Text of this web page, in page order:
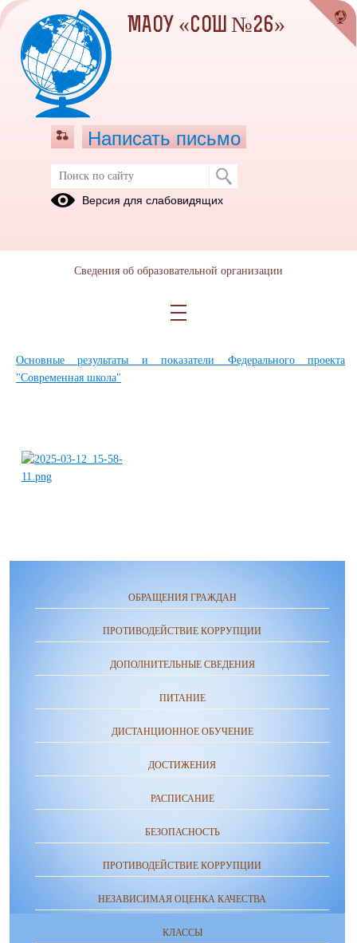
Краткая информация о
национальном проекте
Основные результаты и показатели Федерального проекта
"Современная школа"
ОБРАЩЕНИЯ ГРАЖДАН
ПРОТИВОДЕЙСТВИЕ КОРРУПЦИИ
ДОПОЛНИТЕЛЬНЫЕ СВЕДЕНИЯ
ПИТАНИЕ
ДИСТАНЦИОННОЕ ОБУЧЕНИЕ
ДОСТИЖЕНИЯ
РАСПИСАНИЕ
БЕЗОПАСНОСТЬ
ПРОТИВОДЕЙСТВИЕ КОРРУПЦИИ
НЕЗАВИСИМАЯ ОЦЕНКА КАЧЕСТВА
КЛАССЫ
МАОУ «СОШ №26»
Написать письмо
Версия для слабовидящих
Сведения об образовательной организации